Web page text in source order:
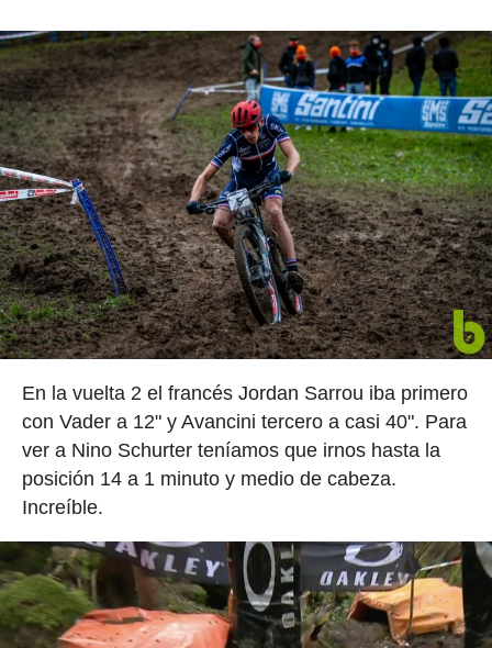
En la vuelta 2 el francés Jordan Sarrou iba primero
con Vader a 12" y Avancini tercero a casi 40". Para
ver a Nino Schurter teníamos que irnos hasta la
posición 14 a 1 minuto y medio de cabeza.
Increíble.